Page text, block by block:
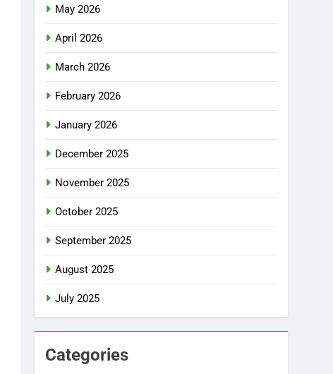
May 2026
April 2026
March 2026
February 2026
January 2026
December 2025
November 2025
October 2025
September 2025
August 2025
July 2025
Categories